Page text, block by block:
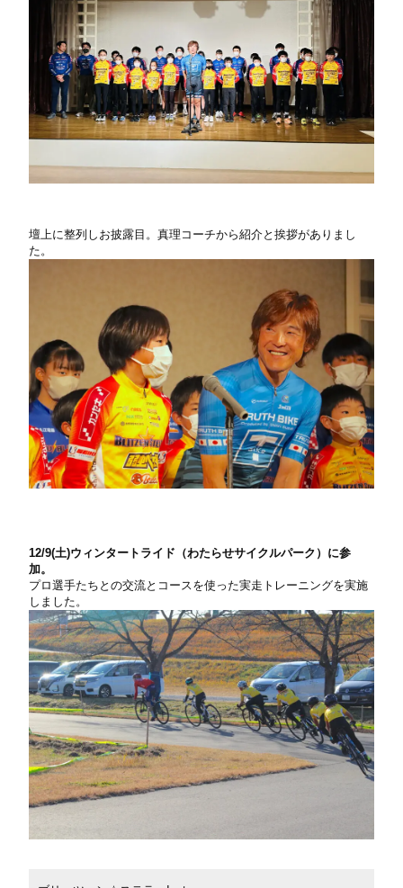
壇上に整列しお披露目。真理コーチから紹介と挨拶がありまし
た。
12/9(土)ウィンタートライド（わたらせサイクルパーク）に参
加。
プロ選手たちとの交流とコースを使った実走トレーニングを実施
しました。